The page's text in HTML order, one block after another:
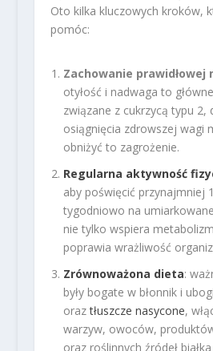
Oto kilka kluczowych kroków,
pomóc:
Zachowanie prawidłowej
otyłość i nadwaga to
związane z cukrzycą typu 2,
osiągnięcia zdrowszej wagi
obniżyć to zagrożenie.
Regularna aktywność
aby poświęcić przynajmniej
tygodniowo na
nie tylko wspiera
poprawia wrażliwość
Zrównoważona dieta:
były bogate w błonnik i
oraztłuszcze nasycone,
warzyw, owoców,
oraz roślinnych źródeł